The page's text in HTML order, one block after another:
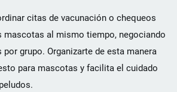
citas de vacunación o chequeos
mascotas al mismo tiempo, negociando
grupo. Organizarte de esta manera
para mascotas y facilita el cuidado